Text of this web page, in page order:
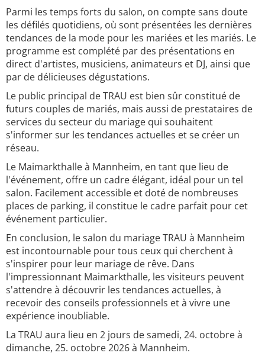
Parmi les temps forts du salon, on compte sans doute
les défilés quotidiens, où sont présentées les dernières
tendances de la mode pour les mariées et les mariés. Le
programme est complété par des présentations en
direct d'artistes, musiciens, animateurs et DJ, ainsi que
par de délicieuses dégustations.
Le public principal de TRAU est bien sûr constitué de
futurs couples de mariés, mais aussi de prestataires de
services du secteur du mariage qui souhaitent
s'informer sur les tendances actuelles et se créer un
réseau.
Le Maimarkthalle à Mannheim, en tant que lieu de
l'événement, offre un cadre élégant, idéal pour un tel
salon. Facilement accessible et doté de nombreuses
places de parking, il constitue le cadre parfait pour cet
événement particulier.
En conclusion, le salon du mariage TRAU à Mannheim
est incontournable pour tous ceux qui cherchent à
s'inspirer pour leur mariage de rêve. Dans
l'impressionnant Maimarkthalle, les visiteurs peuvent
s'attendre à découvrir les tendances actuelles, à
recevoir des conseils professionnels et à vivre une
expérience inoubliable.
La TRAU aura lieu en 2 jours de samedi, 24. octobre à
dimanche, 25. octobre 2026 à Mannheim.